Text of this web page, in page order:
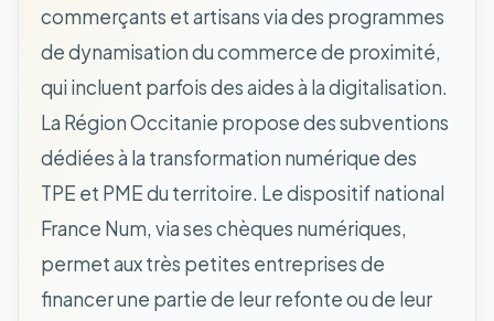
commerçants et artisans via des programmes
de dynamisation du commerce de proximité,
qui incluent parfois des aides à la digitalisation.
La Région Occitanie propose des subventions
dédiées à la transformation numérique des
TPE et PME du territoire. Le dispositif national
France Num, via ses chèques numériques,
permet aux très petites entreprises de
financer une partie de leur refonte ou de leur